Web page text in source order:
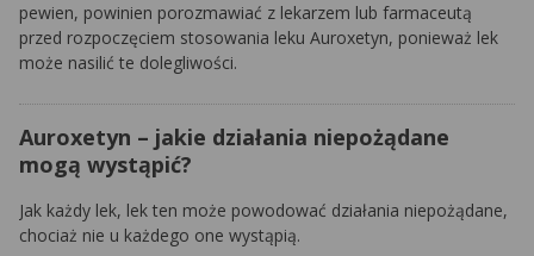
pewien, powinien porozmawiać z lekarzem lub farmaceutą
przed rozpoczęciem stosowania leku Auroxetyn, ponieważ lek
może nasilić te dolegliwości.
Auroxetyn – jakie działania niepożądane
mogą wystąpić?
Jak każdy lek, lek ten może powodować działania niepożądane,
chociaż nie u każdego one wystąpią.